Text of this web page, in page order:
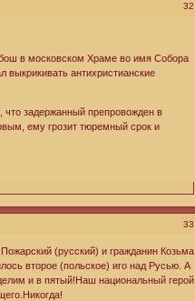
32
в московском Храме во имя Собора
антихристианские
задержанный препровожден в
ему грозит тюремный срок и
33
(русский) и гражданин Козьма
второе (польское) иго над Русью. А
и в пятый!Наш национальный герой